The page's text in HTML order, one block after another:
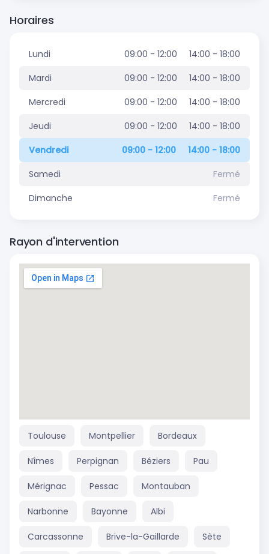
Horaires
Lundi 09:00 - 12:00
14:00 - 18:00
Mardi
09:00 - 12:00
14:00 - 18:00
Mercredi
09:00 - 12:00
14:00 - 18:00
Jeudi
09:00 - 12:00
14:00 - 18:00
Vendredi
09:00 - 12:00
14:00 - 18:00
Samedi
Fermé
Dimanche
Fermé
Rayon d'intervention
Toulouse Montpellier Bordeaux
Nîmes Perpignan Béziers Pau
Mérignac Pessac Montauban
Narbonne Bayonne Albi
Carcassonne Brive-la-Gaillarde Sète